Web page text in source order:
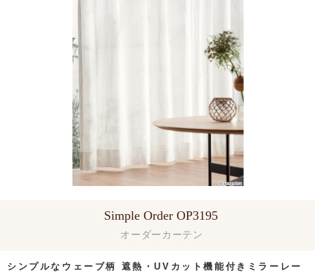
シンプルなウェーブ柄 遮熱・UVカット機能付きミラーレー
オーダーカーテン
Simple Order OP3195